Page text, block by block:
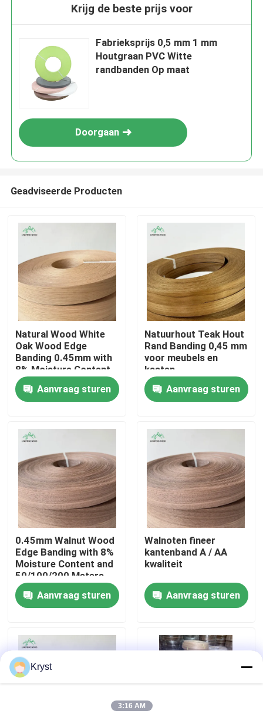
Huis
Over ons
Fabriekstocht
Kwaliteitscontrole
Neem contact met ons op
Nieuws
Gevallen
Krijg de beste prijs voor
Fabrieksprijs 0,5 mm 1 mm
Houtgraan PVC Witte
randbanden Op maat
Doorgaan
Geadviseerde Producten
Natural Wood White
Oak Wood Edge
Banding 0.45mm with
8% Moisture Content
and Fleece-Backed
for Furniture and
Cabinets
Aanvraag sturen
Natuurhout Teak Hout
Rand Banding 0,45 mm
voor meubels en
kasten
Aanvraag sturen
0.45mm Walnut Wood
Edge Banding with 8%
Moisture Content and
50/100/200 Meters
per Roll for Furniture
and Cabinets
Aanvraag sturen
Walnoten fineer
kantenband A / AA
kwaliteit
Aanvraag sturen
Kryst
3:16 AM